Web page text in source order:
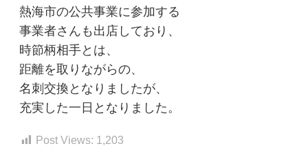
熱海市の公共事業に参加する
事業者さんも出店しており、
時節柄相手とは、
距離を取りながらの、
名刺交換となりましたが、
充実した一日となりました。
Post Views: 1,203